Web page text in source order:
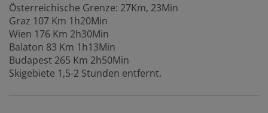
Österreichische Grenze: 27Km, 23Min
Graz 107 Km 1h20Min
Wien 176 Km 2h30Min
Balaton 83 Km 1h13Min
Budapest 265 Km 2h50Min
Skigebiete 1,5-2 Stunden entfernt.